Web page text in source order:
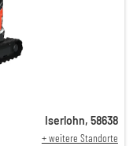
Iserlohn, 58638
+ weitere Standorte